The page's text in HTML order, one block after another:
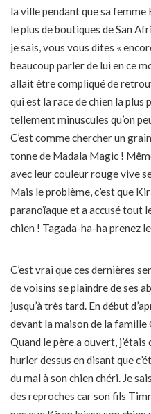
la ville pendant que sa
le plus de boutiques de San
je sais, vous vous dites «
beaucoup parler de lui en ce
allait être compliqué de
qui est la race de chien la plus
tellement minuscules qu’on
C’est comme chercher un
tonne de Madala Magic !
avec leur couleur rouge vive
Mais le problème, c’est que
paranoïaque et a accusé tout
chien ! Tagada-ha-ha prenez
C’est vrai que ces dernières
de voisins se plaindre de ses
jusqu’à très tard. En début
devant la maison de la
Quand le père a ouvert, j’étais
hurler dessus en disant que
du mal à son chien chéri. Je
des reproches car son fils